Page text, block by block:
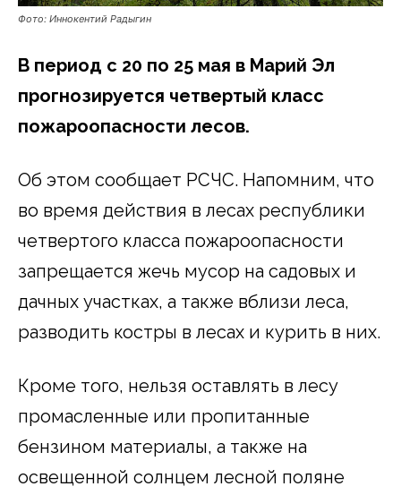
Фото: Иннокентий Радыгин
В период с 20 по 25 мая в Марий Эл
прогнозируется четвертый класс
пожароопасности лесов.
Об этом сообщает РСЧС. Напомним, что
во время действия в лесах республики
четвертого класса пожароопасности
запрещается жечь мусор на садовых и
дачных участках, а также вблизи леса,
разводить костры в лесах и курить в них.
Кроме того, нельзя оставлять в лесу
промасленные или пропитанные
бензином материалы, а также на
освещенной солнцем лесной поляне